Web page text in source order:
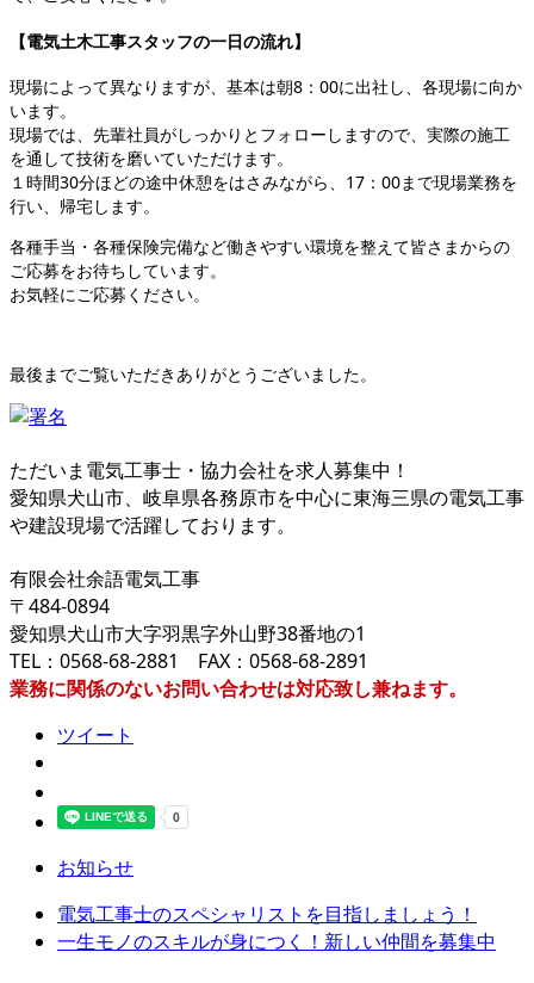
【電気土木工事スタッフの一日の流れ】
現場によって異なりますが、基本は朝8：00に出社し、各現場に向か
います。
現場では、先輩社員がしっかりとフォローしますので、実際の施工
を通して技術を磨いていただけます。
１時間30分ほどの途中休憩をはさみながら、17：00まで現場業務を
行い、帰宅します。
各種手当・各種保険完備など働きやすい環境を整えて皆さまからの
ご応募をお待ちしています。
お気軽にご応募ください。
最後までご覧いただきありがとうございました。
ただいま電気工事士・協力会社を求人募集中！
愛知県犬山市、岐阜県各務原市を中心に東海三県の電気工事
や建設現場で活躍しております。
有限会社余語電気工事
〒484-0894
愛知県犬山市大字羽黒字外山野38番地の1
TEL：0568-68-2881 FAX：0568-68-2891
業務に関係のないお問い合わせは対応致し兼ねます。
ツイート
お知らせ
電気工事士のスペシャリストを目指しましょう！
一生モノのスキルが身につく！新しい仲間を募集中